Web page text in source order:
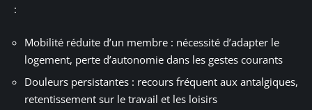
:
Mobilité réduite d’un membre : nécessité d’adapter le
logement, perte d’autonomie dans les gestes courants
Douleurs persistantes : recours fréquent aux antalgiques,
retentissement sur le travail et les loisirs